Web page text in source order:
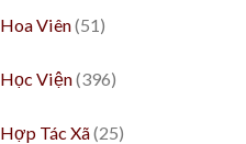
Hoa Viên(51)
Học Viện(396)
Hợp Tác Xã(25)